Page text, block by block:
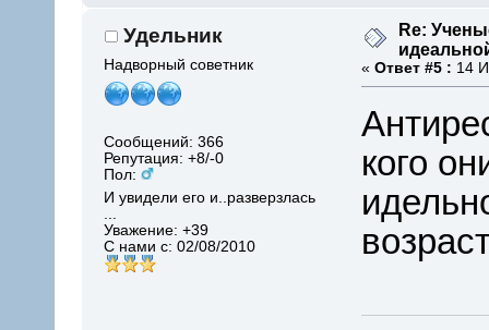
Удельник
Надворный советник
Сообщений: 366
Репутация: +8/-0
Пол:
И увидели его и..разверзлась
...
Уважение:+39
С нами с: 02/08/2010
Re:
« Ответ #5 : 14
кого